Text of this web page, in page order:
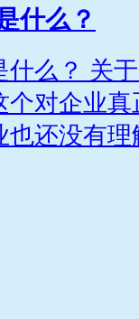
什么？
么？ 关
对企业
也还没有理